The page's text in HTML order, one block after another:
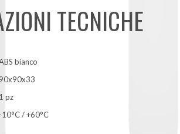
TECNICHE
bianco
90x90x33
1 pz
-10°C / +60°C